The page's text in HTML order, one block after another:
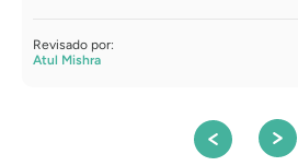
Revisado por:
Atul Mishra